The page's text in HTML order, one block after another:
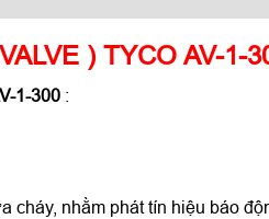
) TYCO AV-1-
1-300 :
cháy, nhằm phát tín hiệu báo